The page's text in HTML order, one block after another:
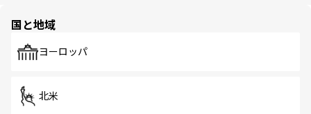
で、ホーカーズは地元の風情を楽しめる外せないスポット
国と地域
ヨーロッパ
北米